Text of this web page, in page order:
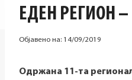
EДЕН РЕГИОН
Објавено на: 14/09/2019
Одржана 11-та